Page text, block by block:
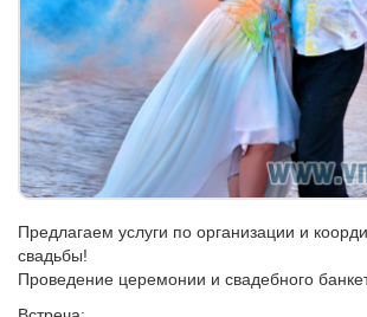
Предлагаем услуги по организации и
свадьбы!
Проведение церемонии и свадебного